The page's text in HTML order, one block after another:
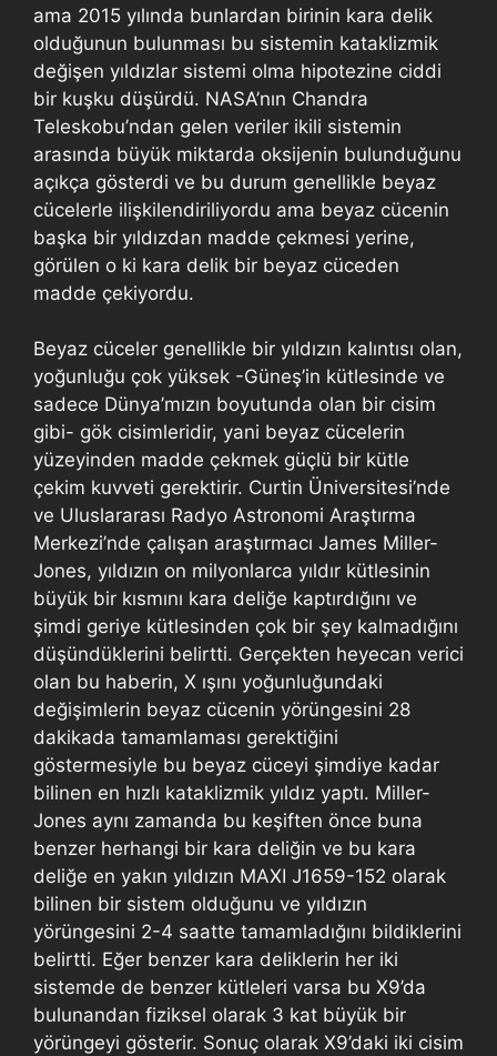
ama 2015 yılında bunlardan birinin kara delik
olduğunun bulunması bu sistemin kataklizmik
değişen yıldızlar sistemi olma hipotezine ciddi
bir kuşku düşürdü. NASA’nın Chandra
Teleskobu’ndan gelen veriler ikili sistemin
arasında büyük miktarda oksijenin bulunduğunu
açıkça gösterdi ve bu durum genellikle beyaz
cücelerle ilişkilendiriliyordu ama beyaz cücenin
başka bir yıldızdan madde çekmesi yerine,
görülen o ki kara delik bir beyaz cüceden
madde çekiyordu.
Beyaz cüceler genellikle bir yıldızın kalıntısı olan,
yoğunluğu çok yüksek -Güneş’in kütlesinde ve
sadece Dünya’mızın boyutunda olan bir cisim
gibi- gök cisimleridir, yani beyaz cücelerin
yüzeyinden madde çekmek güçlü bir kütle
çekim kuvveti gerektirir. Curtin Üniversitesi’nde
ve Uluslararası Radyo Astronomi Araştırma
Merkezi’nde çalışan araştırmacı James Miller-
Jones, yıldızın on milyonlarca yıldır kütlesinin
büyük bir kısmını kara deliğe kaptırdığını ve
şimdi geriye kütlesinden çok bir şey kalmadığını
düşündüklerini belirtti. Gerçekten heyecan verici
olan bu haberin, X ışını yoğunluğundaki
değişimlerin beyaz cücenin yörüngesini 28
dakikada tamamlaması gerektiğini
göstermesiyle bu beyaz cüceyi şimdiye kadar
bilinen en hızlı kataklizmik yıldız yaptı. Miller-
Jones aynı zamanda bu keşiften önce buna
benzer herhangi bir kara deliğin ve bu kara
deliğe en yakın yıldızın MAXI J1659-152 olarak
bilinen bir sistem olduğunu ve yıldızın
yörüngesini 2-4 saatte tamamladığını bildiklerini
belirtti. Eğer benzer kara deliklerin her iki
sistemde de benzer kütleleri varsa bu X9’da
bulunandan fiziksel olarak 3 kat büyük bir
yörüngeyi gösterir. Sonuç olarak X9’daki iki cisim